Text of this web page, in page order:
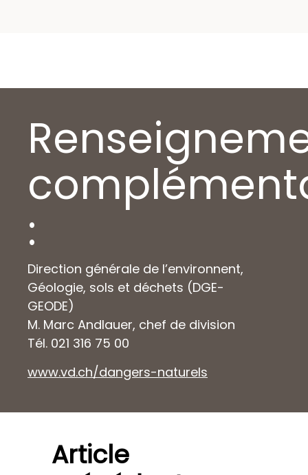
:
Direction générale de l’environnent,
Géologie, sols et déchets (DGE-
GEODE)
M. Marc Andlauer, chef de division
Tél. 021 316 75 00
www.vd.ch/dangers-naturels
Article